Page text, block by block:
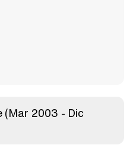
(Mar 2003 - Dic